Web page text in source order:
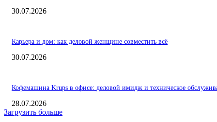
30.07.2026
Карьера и дом: как деловой женщине совместить всё
30.07.2026
Кофемашина Krups в офисе: деловой имидж и техническое
28.07.2026
Загрузить больше